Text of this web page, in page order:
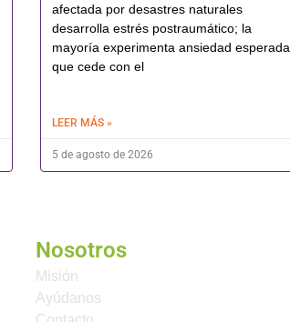
afectada por desastres naturales
desarrolla estrés postraumático; la
mayoría experimenta ansiedad esperada
que cede con el
LEER MÁS »
5 de agosto de 2026
Nosotros
Misión
Ayúdanos